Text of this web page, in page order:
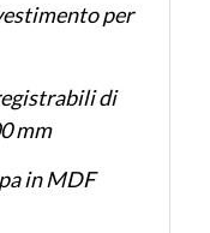
per
di
mm
in MDF